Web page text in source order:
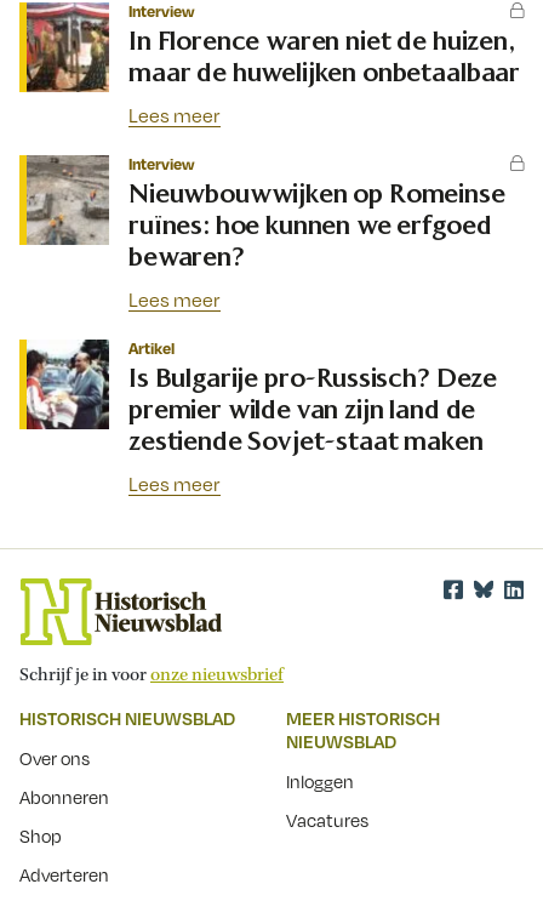
Interview
In Florence waren niet de huizen,
maar de huwelijken onbetaalbaar
Lees meer
Interview
Nieuwbouwwijken op Romeinse
ruïnes: hoe kunnen we erfgoed
bewaren?
Lees meer
Artikel
Is Bulgarije pro-Russisch? Deze
premier wilde van zijn land de
zestiende Sovjet-staat maken
Lees meer
Schrijf je in vooronze nieuwsbrief
HISTORISCH NIEUWSBLAD
Over ons
Abonneren
Shop
Adverteren
MEER HISTORISCH
NIEUWSBLAD
Inloggen
Vacatures